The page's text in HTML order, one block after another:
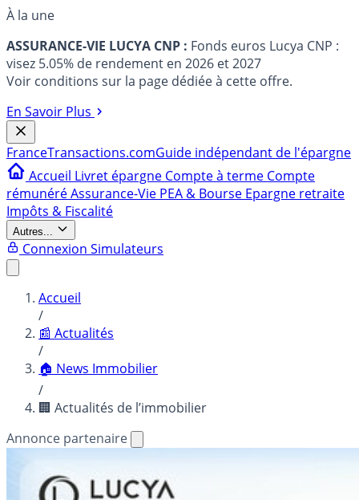
À la une
ASSURANCE-VIE LUCYA CNP : Fonds euros Lucya CNP :
visez 5.05% de rendement en 2026 et 2027
Voir conditions sur la page dédiée à cette offre.
En Savoir Plus
FranceTransactions.comGuide indépendant de l'épargne
Accueil Livret épargne Compte à terme Compte
rémunéréAssurance-Vie PEA & Bourse Epargne retraite
Impôts & Fiscalité
Autres...
Connexion Simulateurs
Accueil
/
📰 Actualités
/
🏠 News Immobilier
/
🏢 Actualités de l’immobilier
Annonce partenaire